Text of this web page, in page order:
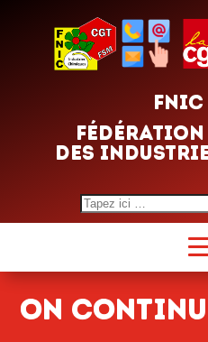
FNIC
DES
Search
for:
ON